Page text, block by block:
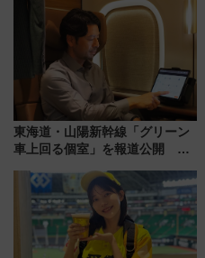
デコレーションも徹底解説
東海道・山陽新幹線「グリーン
車上回る個室」を報道公開 プ